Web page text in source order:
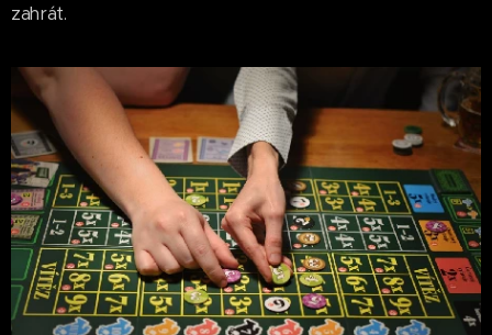
zahrát.